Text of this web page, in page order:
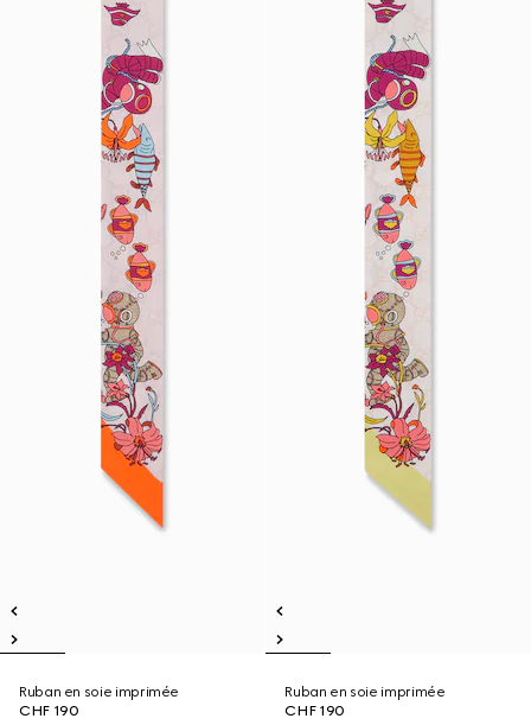
Ruban en soie imprimée
CHF 190
Ruban en soie imprimée
CHF 190